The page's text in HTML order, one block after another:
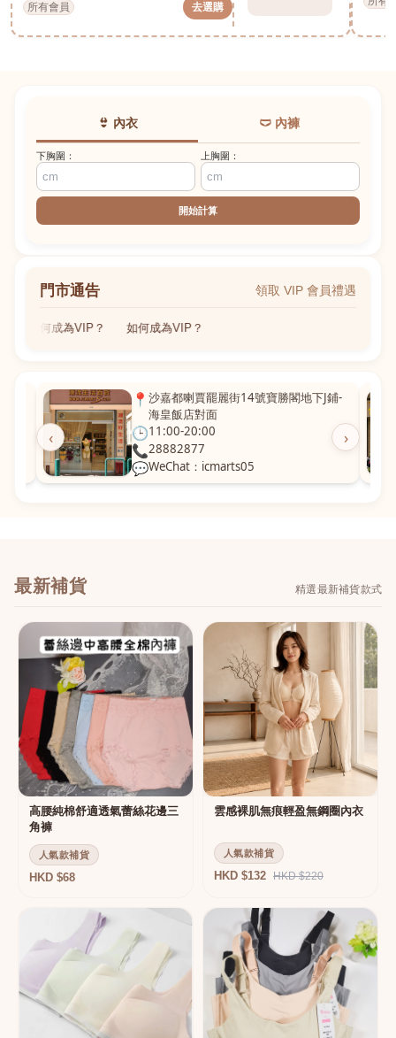
所有會員
去選購
👙 內衣 🩲 內褲
下胸圍： 上胸圍：
開始計算
門市通告 領取 VIP 會員禮遇
如何成為VIP？ 如何成為VIP？
‹ ›
📍沙嘉都喇賈罷麗街14號寶勝閣地下J鋪-
海皇飯店對面
🕒11:00-20:00
📞28882877
💬WeChat：icmarts05
最新補貨 精選最新補貨款式
高腰純棉舒適透氣蕾絲花邊三
角褲
人氣款補貨
HKD $68
雲感裸肌無痕輕盈無鋼圈內衣
人氣款補貨
HKD $132 HKD $220